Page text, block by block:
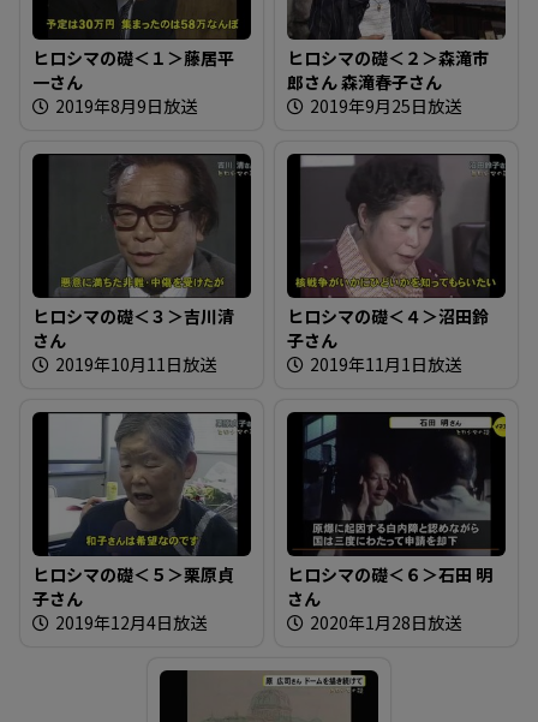
生
す
ヒロシマの礎＜１＞藤居平
一さん
2019年8月9日放送
ヒロシマの礎＜２＞森滝市
郎さん 森滝春子さん
2019年9月25日放送
ヒロシマの礎＜３＞吉川清
さん
2019年10月11日放送
ヒロシマの礎＜４＞沼田鈴
子さん
2019年11月1日放送
ヒロシマの礎＜５＞栗原貞
子さん
2019年12月4日放送
ヒロシマの礎＜６＞石田 明
さん
2020年1月28日放送